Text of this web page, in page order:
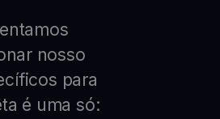
nosso
para
é uma só: